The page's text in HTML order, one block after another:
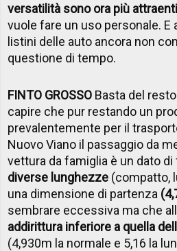
versatilità sono ora più attraenti
vuole fare un uso personale. E
listini delle auto ancora non
questione di tempo.
FINTO GROSSO Basta del
capire che pur restando un
prevalentemente per il
Nuovo Viano il passaggio da
vettura da famiglia è un dato
diverse lunghezze (compatto,
una dimensione di partenza
sembrare eccessiva ma che
addirittura inferiore a quella
(4,930m la normale e 5,16 la